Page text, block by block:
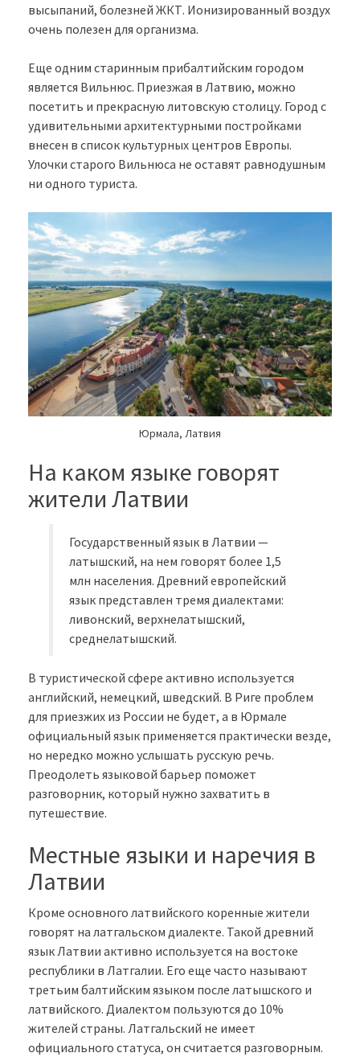
высыпаний, болезней ЖКТ. Ионизированный воздух
очень полезен для организма.
Еще одним старинным прибалтийским городом
является Вильнюс. Приезжая в Латвию, можно
посетить и прекрасную литовскую столицу. Город с
удивительными архитектурными постройками
внесен в список культурных центров Европы.
Улочки старого Вильнюса не оставят равнодушным
ни одного туриста.
Юрмала, Латвия
На каком языке говорят
жители Латвии
Государственный язык в Латвии —
латышский, на нем говорят более 1,5
млн населения. Древний европейский
язык представлен тремя диалектами:
ливонский, верхнелатышский,
среднелатышский.
В туристической сфере активно используется
английский, немецкий, шведский. В Риге проблем
для приезжих из России не будет, а в Юрмале
официальный язык применяется практически везде,
но нередко можно услышать русскую речь.
Преодолеть языковой барьер поможет
разговорник, который нужно захватить в
путешествие.
Местные языки и наречия в
Латвии
Кроме основного латвийского коренные жители
говорят на латгальском диалекте. Такой древний
язык Латвии активно используется на востоке
республики в Латгалии. Его еще часто называют
третьим балтийским языком после латышского и
латвийского. Диалектом пользуются до 10%
жителей страны. Латгальский не имеет
официального статуса, он считается разговорным.